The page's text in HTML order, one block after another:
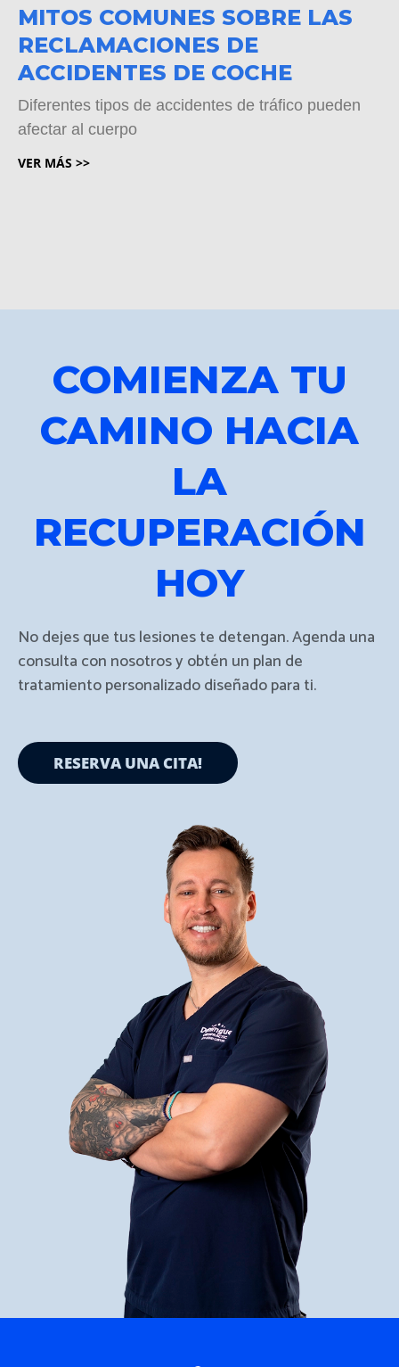
MITOS COMUNES SOBRE LAS
RECLAMACIONES DE
ACCIDENTES DE COCHE
Diferentes tipos de accidentes de tráfico pueden
afectar al cuerpo
VER MÁS >>
COMIENZA TU
CAMINO HACIA
LA
RECUPERACIÓN
HOY
No dejes que tus lesiones te detengan. Agenda una
consulta con nosotros y obtén un plan de
tratamiento personalizado diseñado para ti.
RESERVA UNA CITA!